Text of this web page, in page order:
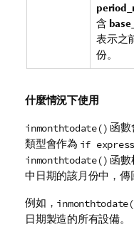
含
表示之
份。
什麼情況下使用
inmonthtodate() 函數
類型會作為 if
inmonthtodate() 函數
中日期的該月份中，傳
例如，
日期製造的所有設備。